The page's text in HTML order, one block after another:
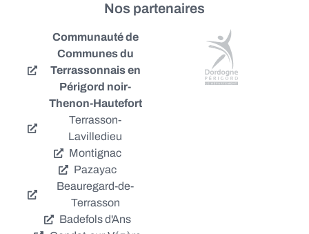
Nos partenaires
Communauté de
Communes du
Terrassonnais en
Périgord noir-
Thenon-Hautefort
Terrasson-
Lavilledieu
Montignac
Pazayac
Beauregard-de-
Terrasson
Badefols d'Ans